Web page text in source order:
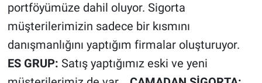
portföyümüze dahil oluyor. Sigorta
müşterilerimizin sadece bir kısmını
danışmanlığını yaptığım firmalar oluşturuyor.
ES GRUP: Satış yaptığımız eski ve yeni